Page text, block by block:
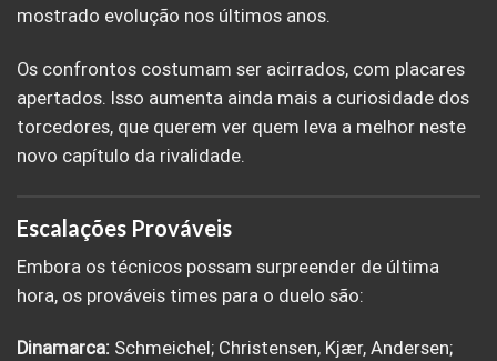
mostrado evolução nos últimos anos.
Os confrontos costumam ser acirrados, com placares
apertados. Isso aumenta ainda mais a curiosidade dos
torcedores, que querem ver quem leva a melhor neste
novo capítulo da rivalidade.
Escalações Prováveis
Embora os técnicos possam surpreender de última
hora, os prováveis times para o duelo são:
Dinamarca: Schmeichel; Christensen, Kjær, Andersen;